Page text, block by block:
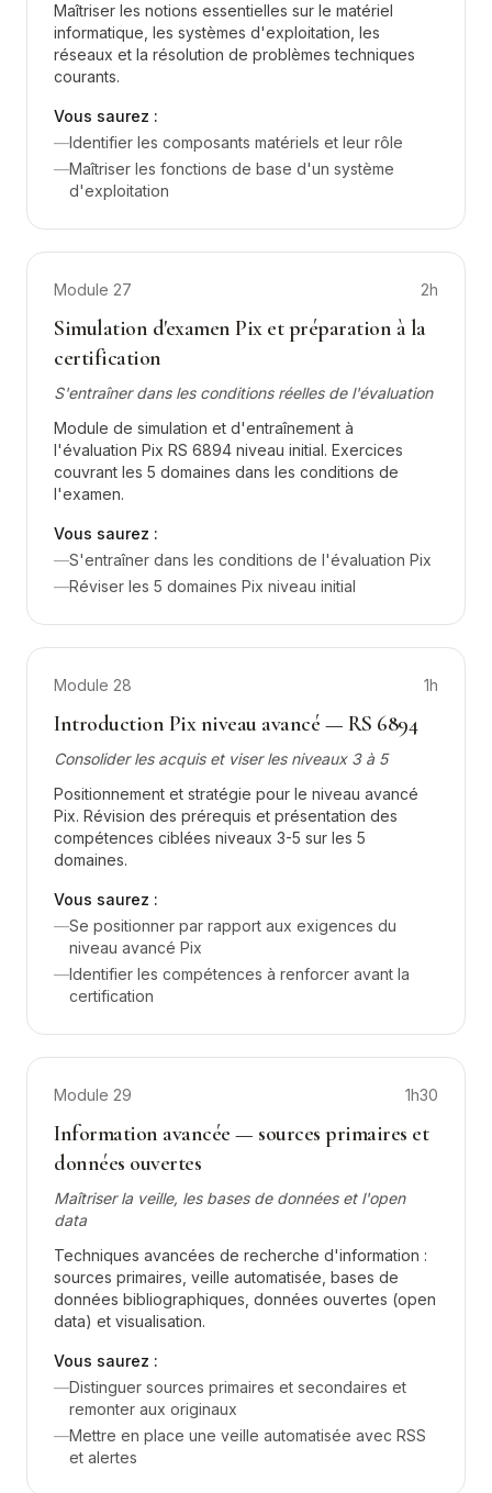
Maîtriser les notions essentielles sur le matériel
informatique, les systèmes d'exploitation, les
réseaux et la résolution de problèmes techniques
courants.
Vous saurez :
—Identifier les composants matériels et leur rôle
—Maîtriser les fonctions de base d'un système
d'exploitation
Module 27 2h
Simulation d'examen Pix et préparation à la
certification
S'entraîner dans les conditions réelles de l'évaluation
Module de simulation et d'entraînement à
l'évaluation Pix RS 6894 niveau initial. Exercices
couvrant les 5 domaines dans les conditions de
l'examen.
Vous saurez :
—S'entraîner dans les conditions de l'évaluation Pix
—Réviser les 5 domaines Pix niveau initial
Module 28 1h
Introduction Pix niveau avancé — RS 6894
Consolider les acquis et viser les niveaux 3 à 5
Positionnement et stratégie pour le niveau avancé
Pix. Révision des prérequis et présentation des
compétences ciblées niveaux 3-5 sur les 5
domaines.
Vous saurez :
—Se positionner par rapport aux exigences du
niveau avancé Pix
—Identifier les compétences à renforcer avant la
certification
Module 29 1h30
Information avancée — sources primaires et
données ouvertes
Maîtriser la veille, les bases de données et l'open
data
Techniques avancées de recherche d'information :
sources primaires, veille automatisée, bases de
données bibliographiques, données ouvertes (open
data) et visualisation.
Vous saurez :
—Distinguer sources primaires et secondaires et
remonter aux originaux
—Mettre en place une veille automatisée avec RSS
et alertes